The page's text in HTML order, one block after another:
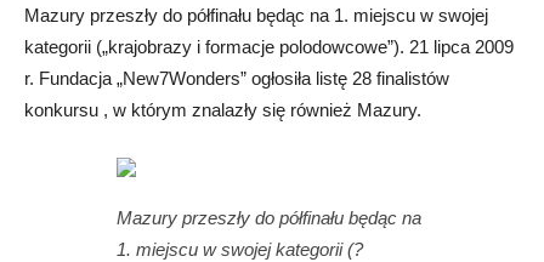
Mazury przeszły do półfinału będąc na 1. miejscu w swojej
kategorii („krajobrazy i formacje polodowcowe”). 21 lipca 2009
r. Fundacja „New7Wonders” ogłosiła listę 28 finalistów
konkursu , w którym znalazły się również Mazury.
Mazury przeszły do półfinału będąc na
1. miejscu w swojej kategorii (?